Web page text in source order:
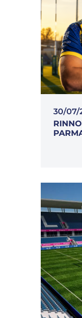
30/07/